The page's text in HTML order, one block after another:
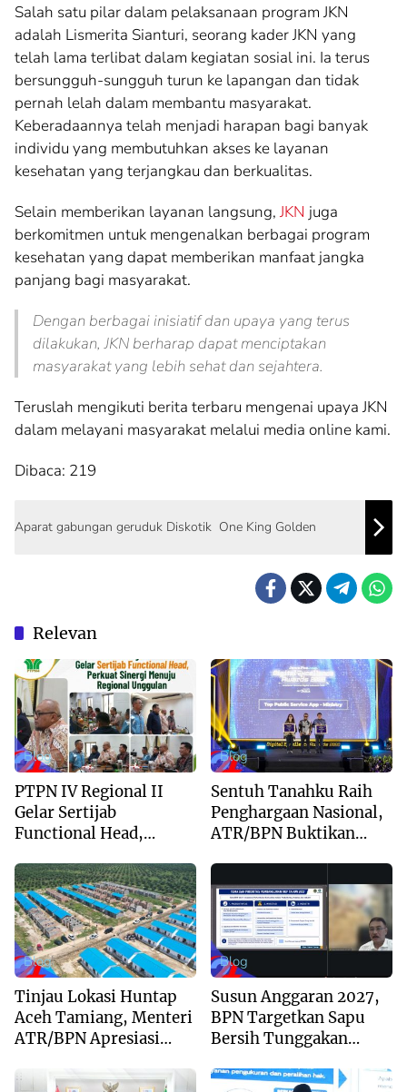
Salah satu pilar dalam pelaksanaan program JKN
adalah Lismerita Sianturi, seorang kader JKN yang
telah lama terlibat dalam kegiatan sosial ini. Ia terus
bersungguh-sungguh turun ke lapangan dan tidak
pernah lelah dalam membantu masyarakat.
Keberadaannya telah menjadi harapan bagi banyak
individu yang membutuhkan akses ke layanan
kesehatan yang terjangkau dan berkualitas.
Selain memberikan layanan langsung,JKN juga
berkomitmen untuk mengenalkan berbagai program
kesehatan yang dapat memberikan manfaat jangka
panjang bagi masyarakat.
Dengan berbagai inisiatif dan upaya yang terus
dilakukan, JKN berharap dapat menciptakan
masyarakat yang lebih sehat dan sejahtera.
Teruslah mengikuti berita terbaru mengenai upaya JKN
dalam melayani masyarakat melalui media online kami.
Dibaca: 219
Aparat gabungan geruduk Diskotik One King Golden
Relevan
Blog
PTPN IV Regional II
Gelar Sertijab
Functional Head,
Regional Unggulan
Blog
Sentuh Tanahku Raih
Penghargaan Nasional,
ATR/BPN Buktikan
Blog
Tinjau Lokasi Huntap
Aceh Tamiang, Menteri
ATR/BPN Apresiasi
Buddha Tzu Chi dan
Blog
Susun Anggaran 2027,
BPN Targetkan Sapu
Bersih Tunggakan
Kepastian Waktu